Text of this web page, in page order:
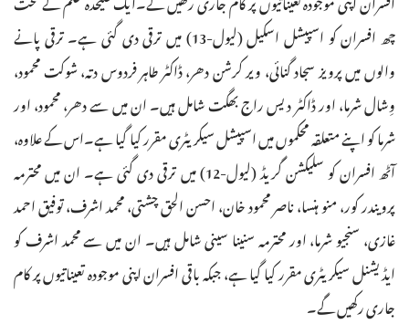
چھ افسران کو اسپیشل اسکیل (لیول-13) میں ترقی دی گئی ہے۔ ترقی پانے
والوں میں پرویز سجاد گنائی، ویر کرشن دھر، ڈاکٹر طاہر فردوس دتہ، شوکت محمود،
وِشال شرما، اور ڈاکٹر دیس راج بھگت شامل ہیں۔ ان میں سے دھر، محمود، اور
شرما کو اپنے متعلقہ محکموں میں اسپیشل سیکریٹری مقرر کیا گیا ہے۔اس کے علاوہ،
آٹھ افسران کو سلیکشن گریڈ (لیول-12) میں ترقی دی گئی ہے۔ ان میں محترمہ
پرویندر کور، منو ہنسا، ناصر محمود خان، احسن الحق چشتی، محمد اشرف، توفیق احمد
غازی، سنجیو شرما، اور محترمہ سنینا سینی شامل ہیں۔ ان میں سے محمد اشرف کو
ایڈیشنل سیکریٹری مقرر کیا گیا ہے، جبکہ باقی افسران اپنی موجودہ تعیناتیوں پر کام
جاری رکھیں گے۔